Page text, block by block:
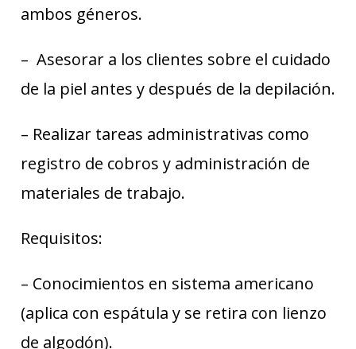
ambos géneros.
– Asesorar a los clientes sobre el cuidado
de la piel antes y después de la depilación.
– Realizar tareas administrativas como
registro de cobros y administración de
materiales de trabajo.
Requisitos:
– Conocimientos en sistema americano
(aplica con espátula y se retira con lienzo
de algodón).